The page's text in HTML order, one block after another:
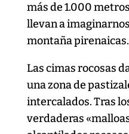
más de 1.000
llevan a
montaña pirenaicas.
Las cimas rocosas
una zona de
intercalados. Tras
verdaderas